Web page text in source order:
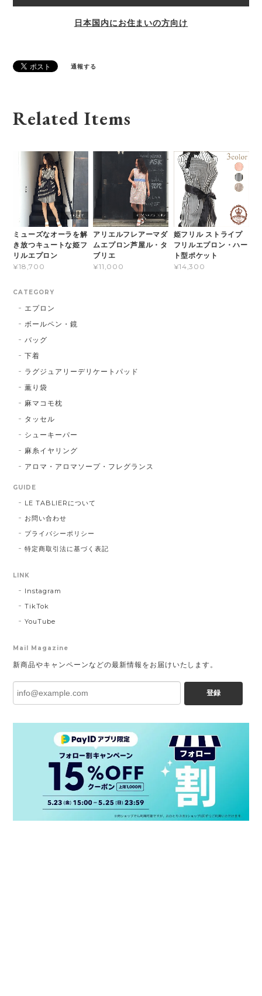
日本国内にお住まいの方向け
通報する
Related Items
ミューズなオーラを解
き放つキュートな姫フ
リルエプロン
¥18,700
アリエルフレアーマダ
ムエプロン芦屋ル・タ
ブリエ
¥11,000
姫フリル ストライプ
フリルエプロン・ハー
ト型ポケット
¥14,300
CATEGORY
エプロン
ボールペン・鏡
バッグ
下着
ラグジュアリーデリケートパッド
薫り袋
麻マコモ枕
タッセル
シューキーパー
麻糸イヤリング
アロマ・アロマソープ・フレグランス
GUIDE
LE TABLIERについて
お問い合わせ
プライバシーポリシー
特定商取引法に基づく表記
LINK
Instagram
TikTok
YouTube
Mail Magazine
新商品やキャンペーンなどの最新情報をお届けいたします。
登録